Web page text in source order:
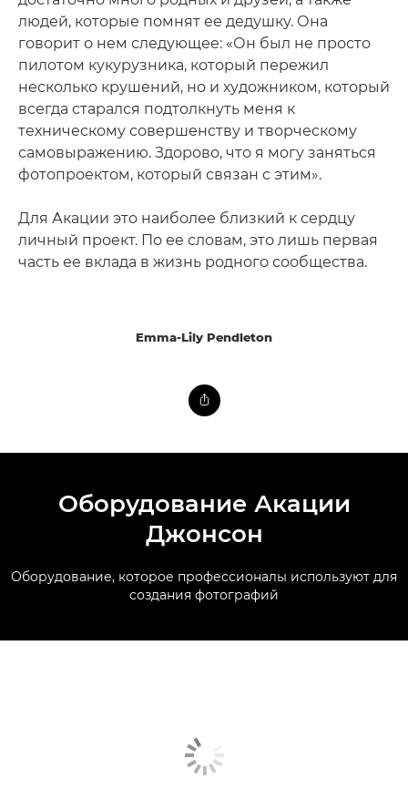
людей, которые помнят ее дедушку. Она
говорит о нем следующее: «Он был не просто
пилотом кукурузника, который пережил
несколько крушений, но и художником, который
всегда старался подтолкнуть меня к
техническому совершенству и творческому
самовыражению. Здорово, что я могу заняться
фотопроектом, который связан с этим».
Для Акации это наиболее близкий к сердцу
личный проект. По ее словам, это лишь первая
часть ее вклада в жизнь родного сообщества.
Emma-Lily Pendleton
Оборудование Акации
Джонсон
Оборудование, которое профессионалы используют для
создания фотографий